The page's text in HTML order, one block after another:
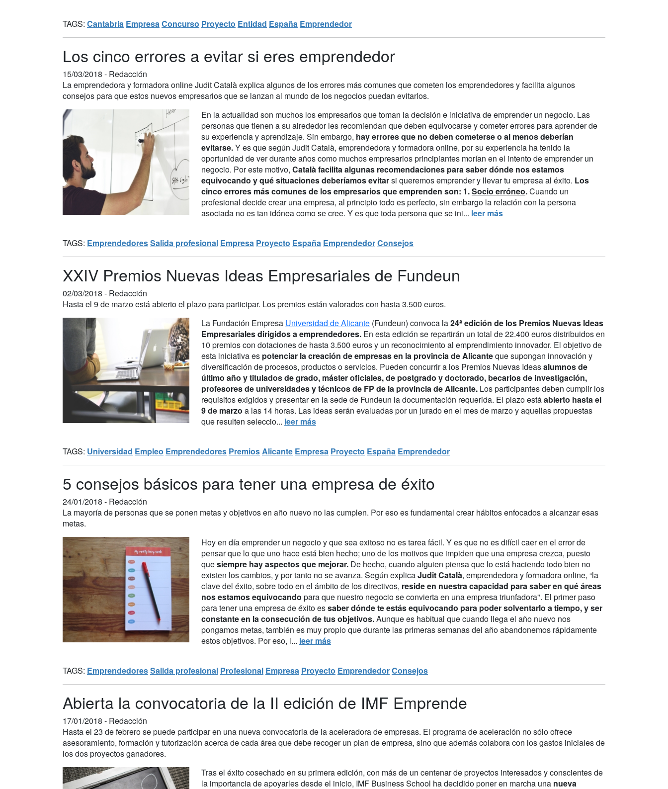
TAGS: Cantabria Empresa Concurso Proyecto Entidad España Emprendedor
Los cinco errores a evitar si eres emprendedor
15/03/2018 - Redacción
La emprendedora y formadora online Judit Català explica algunos de los errores más comunes que cometen los emprendedores y facilita algunos
consejos para que estos nuevos empresarios que se lanzan al mundo de los negocios puedan evitarlos.
En la actualidad son muchos los empresarios que toman la decisión e iniciativa de emprender un negocio. Las
personas que tienen a su alrededor les recomiendan que deben equivocarse y cometer errores para aprender de
su experiencia y aprendizaje. Sin embargo, hay errores que no deben cometerse o al menos deberían
evitarse.Y es que según Judit Català, emprendedora y formadora online, por su experiencia ha tenido la
oportunidad de ver durante años como muchos empresarios principiantes morían en el intento de emprender un
negocio. Por este motivo, Català facilita algunas recomendaciones para saber dónde nos estamos
equivocando y qué situaciones deberíamos evitarsi queremos emprender y llevar tu empresa al éxito. Los
cinco errores más comunes de los empresarios que emprenden son: 1.Socio erróneo.Cuando un
profesional decide crear una empresa, al principio todo es perfecto, sin embargo la relación con la persona
asociada no es tan idónea como se cree. Y es que toda persona que se ini... leer más
TAGS: EmprendedoresSalida profesional Empresa Proyecto España EmprendedorConsejos
XXIV Premios Nuevas Ideas Empresariales de Fundeun
02/03/2018 - Redacción
Hasta el 9 de marzo está abierto el plazo para participar. Los premios están valorados con hasta 3.500 euros.
La Fundación Empresa Universidad de Alicante (Fundeun) convoca la24ª edición de los Premios Nuevas Ideas
Empresariales dirigidos a emprendedores. En esta edición se repartirán un total de 22.400 euros distribuidos en
10 premios con dotaciones de hasta 3.500 euros y un reconocimiento al emprendimiento innovador. El objetivo de
esta iniciativa es potenciar la creación de empresas en la provincia de Alicanteque supongan innovación y
diversificación de procesos, productos o servicios. Pueden concurrir a los Premios Nuevas Ideasalumnos de
último año y titulados de grado, máster oficiales, de postgrado y doctorado, becarios de investigación,
profesores de universidades y técnicos de FP de la provincia de Alicante. Los participantes deben cumplir los
requisitos exigidos y presentar en la sede de Fundeun la documentación requerida. El plazo estáabierto hasta el
9 de marzo a las 14 horas. Las ideas serán evaluadas por un jurado en el mes de marzo y aquellas propuestas
que resulten seleccio... leer más
TAGS: Universidad Empleo Emprendedores Premios Alicante Empresa Proyecto España Emprendedor
5 consejos básicos para tener una empresa de éxito
24/01/2018 - Redacción
La mayoría de personas que se ponen metas y objetivos en año nuevo no las cumplen. Por eso es fundamental crear hábitos enfocados a alcanzar esas
metas.
Hoy en día emprender un negocio y que sea exitoso no es tarea fácil. Y es que no es difícil caer en el error de
pensar que lo que uno hace está bien hecho; uno de los motivos que impiden que una empresa crezca, puesto
quesiempre hay aspectos que mejorar. De hecho, cuando alguien piensa que lo está haciendo todo bien no
existen los cambios, y por tanto no se avanza. Según explicaJudit Català, emprendedora y formadora online, “la
clave del éxito, sobre todo en el ámbito de los directivos, reside en nuestra capacidad para saber en qué áreas
nos estamos equivocando para que nuestro negocio se convierta en una empresa triunfadora". El primer paso
para tener una empresa de éxito essaber dónde te estás equivocando para poder solventarlo a tiempo, y ser
constante en la consecución de tus objetivos.Aunque es habitual que cuando llega el año nuevo nos
pongamos metas, también es muy propio que durante las primeras semanas del año abandonemos rápidamente
estos objetivos. Por eso, l... leer más
TAGS: EmprendedoresSalida profesional Profesional Empresa Proyecto EmprendedorConsejos
Abierta la convocatoria de la II edición de IMF Emprende
17/01/2018 - Redacción
Hasta el 23 de febrero se puede participar en una nueva convocatoria de la aceleradora de empresas. El programa de aceleración no sólo ofrece
asesoramiento, formación y tutorización acerca de cada área que debe recoger un plan de empresa, sino que además colabora con los gastos iniciales de
los dos proyectos ganadores.
Tras el éxito cosechado en su primera edición, con más de un centenar de proyectos interesados y conscientes de
la importancia de apoyarles desde el inicio, IMF Business School ha decidido poner en marcha una nueva